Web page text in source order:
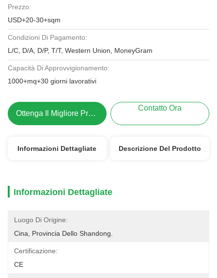
Prezzo:
USD+20-30+sqm
Condizioni Di Pagamento:
L/C, D/A, D/P, T/T, Western Union, MoneyGram
Capacità Di Approvvigionamento:
1000+mq+30 giorni lavorativi
Ottenga Il Migliore Prezzo
Contatto Ora
Informazioni Dettagliate Descrizione Del Prodotto
Informazioni Dettagliate
Luogo Di Origine:
Cina, Provincia Dello Shandong.
Certificazione:
CE